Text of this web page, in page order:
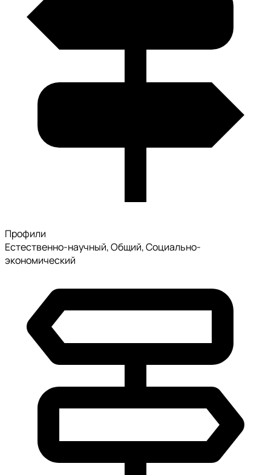
Профили
Естественно-научный, Общий, Социально-
экономический